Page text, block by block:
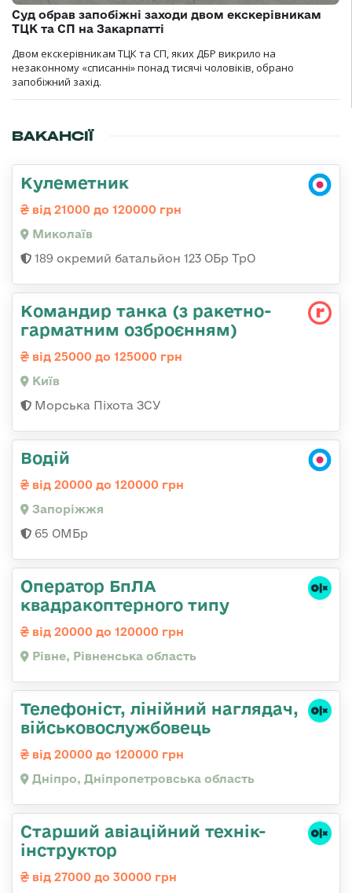
Суд обрав запобіжні заходи двом екскерівникам
ТЦК та СП на Закарпатті
Двом екскерівникам ТЦК та СП, яких ДБР викрило на
незаконному «списанні» понад тисячі чоловіків, обрано
запобіжний захід.
ВАКАНСІЇ
Кулеметник
від 21000 до 120000 грн
Миколаїв
189 окремий батальйон 123 ОБр ТрО
Командиp танка (з pакетно-
гарматним озброєнням)
від 25000 до 125000 грн
Київ
Морська Піхота ЗСУ
Водій
від 20000 до 120000 грн
Запоріжжя
65 ОМБр
Оператор БпЛА
квадракоптерного типу
від 20000 до 120000 грн
Рівне, Рівненська область
Телефоніст, лінійний наглядач,
військовослужбовець
від 20000 до 120000 грн
Дніпро, Дніпропетровська область
Старший авіаційний технік-
інструктор
від 27000 до 30000 грн